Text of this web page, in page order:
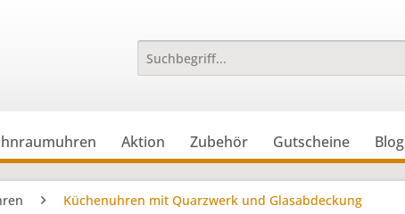
Aktion Zubehör Gutscheine Blog
Küchenuhren mit Quarzwerk und Glasabdeckung